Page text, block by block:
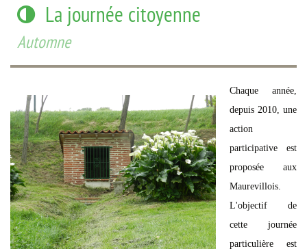
La journée citoyenne
Automne
Chaque année,
depuis 2010, une
action
participative est
proposée aux
Maurevillois.
L'objectif de
cette journée
particulière est